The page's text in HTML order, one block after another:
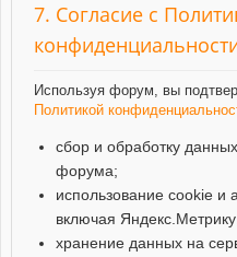
7. Согласие с
Используя форум, вы
Политикой
сбор и обработку
форума;
использование cookie и
включая
хранение данных на